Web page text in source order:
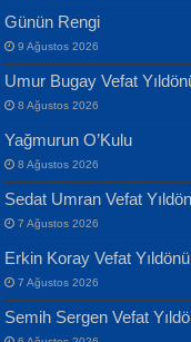
MUSTAFA
Yarına İz Bırakmak...
ATİLLA ÖZEN
Sultan Olmadan
Geceye Söylenen...
Banu Sancak
Defterimden İçeri...
Günün Rengi
9 Ağustos 2026
Umur Bugay Vefat
8 Ağustos 2026
Yağmurun O’Kulu
8 Ağustos 2026
Sedat Umran Vefat
7 Ağustos 2026
Erkin Koray Vefat
7 Ağustos 2026
Semih Sergen Vefat